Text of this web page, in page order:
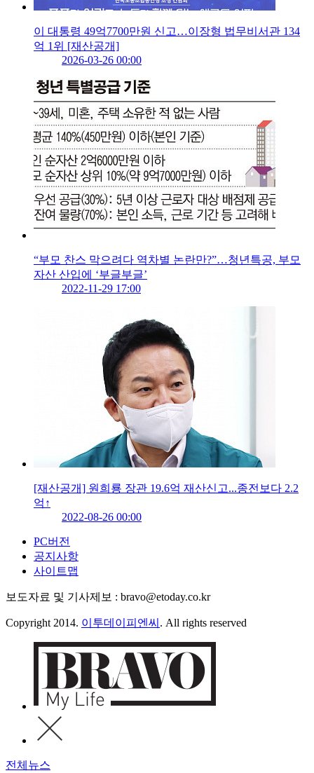
이 대통령 49억7700만원 신고…이장형 법무비서관 134
억 1위 [재산공개]
2026-03-26 00:00
“부모 찬스 막으려다 역차별 논란만?”…청년특공, 부모
자산 산입에 ‘부글부글’
2022-11-29 17:00
[재산공개] 원희룡 장관 19.6억 재산신고...종전보다 2.2
억↑
2022-08-26 00:00
PC버전
공지사항
사이트맵
보도자료 및 기사제보 : bravo@etoday.co.kr
Copyright 2014. 이투데이피엔씨 . All rights reserved
전체뉴스